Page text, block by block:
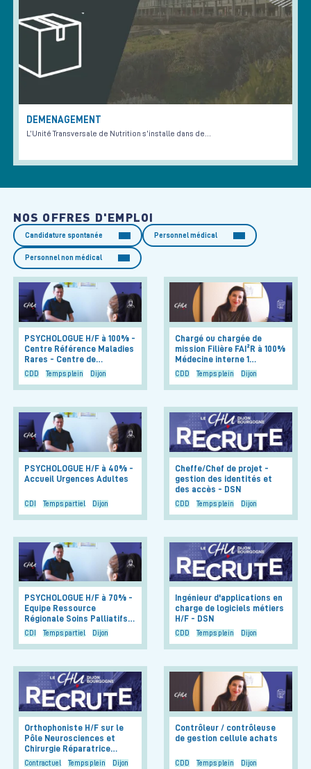
DEMENAGEMENT
L’Unité Transversale de Nutrition s’installe dans de…
NOS OFFRES D'EMPLOI
Candidature spontanée Personnel médical
Personnel non médical
PSYCHOLOGUE H/F à 100% -
Centre Référence Maladies
Rares - Centre de…
CDD Temps plein Dijon
Chargé ou chargée de
mission Filière FAI²R à 100%
Médecine interne 1…
CDD Temps plein Dijon
PSYCHOLOGUE H/F à 40% -
Accueil Urgences Adultes
CDI Temps partiel Dijon
Cheffe/Chef de projet -
gestion des identités et
des accès - DSN
CDD Temps plein Dijon
PSYCHOLOGUE H/F à 70% -
Equipe Ressource
Régionale Soins Palliatifs…
CDI Temps partiel Dijon
Ingénieur d'applications en
charge de logiciels métiers
H/F - DSN
CDD Temps plein Dijon
Orthophoniste H/F sur le
Pôle Neurosciences et
Chirurgie Réparatrice…
Contractuel Temps plein Dijon
Contrôleur / contrôleuse
de gestion cellule achats
CDD Temps plein Dijon